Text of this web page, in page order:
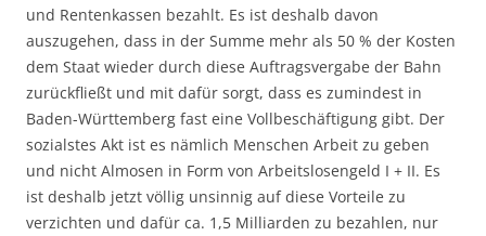
und Rentenkassen bezahlt. Es ist deshalb davon
auszugehen, dass in der Summe mehr als 50 % der Kosten
dem Staat wieder durch diese Auftragsvergabe der Bahn
zurückfließt und mit dafür sorgt, dass es zumindest in
Baden-Württemberg fast eine Vollbeschäftigung gibt. Der
sozialstes Akt ist es nämlich Menschen Arbeit zu geben
und nicht Almosen in Form von Arbeitslosengeld I + II. Es
ist deshalb jetzt völlig unsinnig auf diese Vorteile zu
verzichten und dafür ca. 1,5 Milliarden zu bezahlen, nur